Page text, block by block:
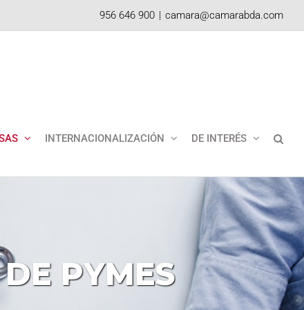
956 646 900 | camara@camarabda.com
INTERNACIONALIZACIÓN DE INTERÉS
DE PYMES